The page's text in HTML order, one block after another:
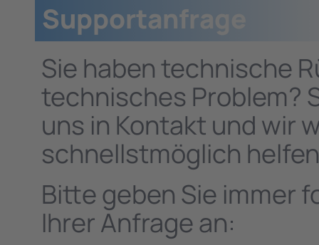
Supportanfrage
Sie haben technische
technisches Problem?
uns in Kontakt und wir
schnellstmöglich
Bitte geben Sie immer
Ihrer Anfrage an: